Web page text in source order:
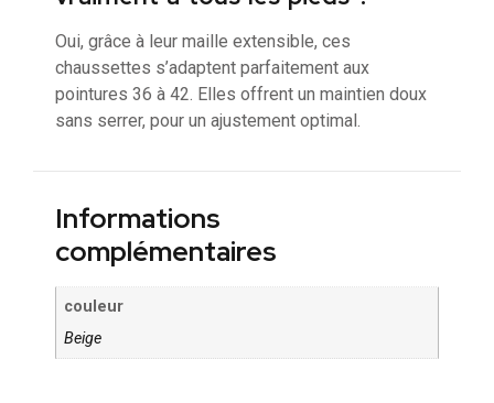
Oui, grâce à leur maille extensible, ces
chaussettes s’adaptent parfaitement aux
pointures 36 à 42. Elles offrent un maintien doux
sans serrer, pour un ajustement optimal.
Informations
complémentaires
couleur
Beige